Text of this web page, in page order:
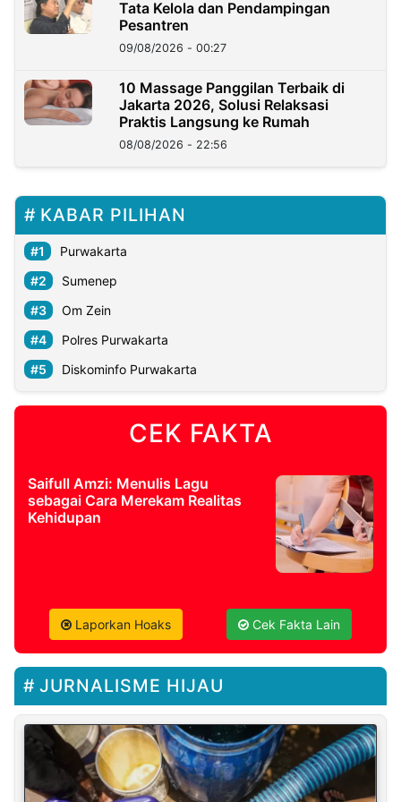
Tata Kelola dan Pendampingan
Pesantren
09/08/2026 - 00:27
10 Massage Panggilan Terbaik di
Jakarta 2026, Solusi Relaksasi
Praktis Langsung ke Rumah
08/08/2026 - 22:56
KABAR PILIHAN
Purwakarta
Sumenep
Om Zein
Polres Purwakarta
Diskominfo Purwakarta
CEK FAKTA
Saifull Amzi: Menulis Lagu
sebagai Cara Merekam Realitas
Kehidupan
Laporkan Hoaks Cek Fakta Lain
JURNALISME HIJAU